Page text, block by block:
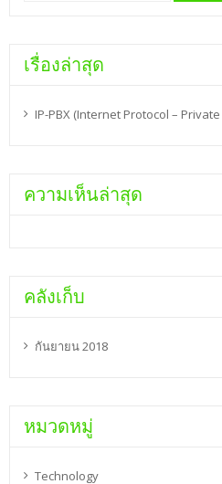
เรื่องล่าสุด
IP-PBX (Internet Protocol –
ความเห็นล่าสุด
คลังเก็บ
กันยายน 2018
หมวดหมู่
Technology